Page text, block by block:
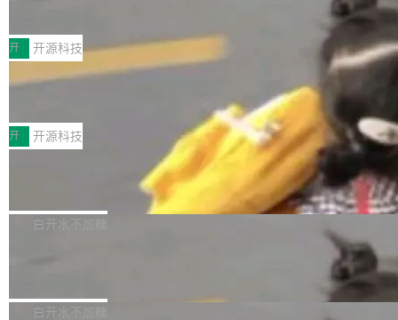
不完。」5T 来自免费额度，3T 来自 Go...
ve JH71XX 的设备，例如 VisionFive 2、PINE
64 STAR64，以及 QEMU。 增强了对 POSIX.1
-2024 和 C23 编程接口标准的兼容性。 compat
_linux(8) 增强了对 Linux 系统调用的支持，包
括 epoll（围绕 kqueue 实现）、POSIX 消息队
列、...
案
享会在上海举办。鸿蒙生态的全场景智慧营销平
台鲸鸿动能协同华为游戏中心，面向游戏行业开
发者及生态伙伴，系统呈现了平台在游戏领域的
完整能力版图——从IAP高价值用户的全周期经
营、到IAA游戏的“买变一体”正循环、再到联运与
广告协同的全链路经营闭环，以及面向全球市场
的出海增长布局。 华为终端云业务商业化销售负
责人在开场致辞中表示，游戏开发者的核心诉求
已不再是“多一个投放渠道”，而是一套能够持续
高质量游戏...
开 开源科技
技嘉X3D系列再添新成员 B850 AORU
面向AMD Ryzen X3D处理器玩家，技嘉X3D系
列主板阵容迎来新成员——B850 AORUS ELITE
X3D。作为面向主流高性能平台打造的全新主板
产品，B850 AORUS ELITE X3D延续技嘉在X3
D平台优化上的技术积累，旨在为游戏玩家带来
更稳定、更高效的装机选择。 B850 AORUS ELI
式2.0，可根据不同使用场景释放处理器潜力，
开 开源科技
Zadig v5.0 发布：AI 发布专员与 AI 审
我们团队这几天最大的卡点不是 AI 写得不够
好，是 AI 写得太好了。 好到审查排期从两天的
过 1528 名开发者，85% 说 AI 把瓶颈从写代码
白开水不加糖
数据库，有一个图形后端。作为一个原生的 Gra
白开水不加糖